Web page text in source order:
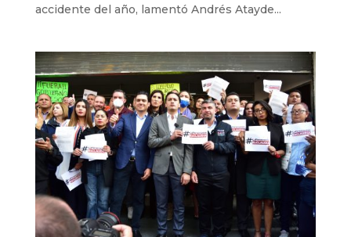
accidente del año, lamentó Andrés Atayde...